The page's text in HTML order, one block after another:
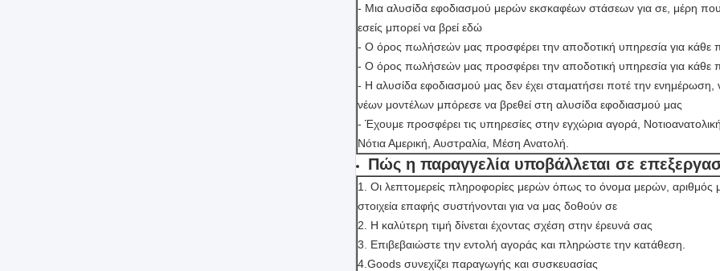
- Μια αλυσίδα εφοδιασμού μερών εκσκαφέων στάσεων για σε, μέρη που
εσείς μπορεί να βρεί εδώ
- Ο όρος πωλήσεών μας προσφέρει την αποδοτική υπηρεσία για κάθε
- Ο όρος πωλήσεών μας προσφέρει την αποδοτική υπηρεσία για κάθε
- Η αλυσίδα εφοδιασμού μας δεν έχει σταματήσει ποτέ την ενημέρωση,
νέων μοντέλων μπόρεσε να βρεθεί στη αλυσίδα εφοδιασμού μας
- Έχουμε προσφέρει τις υπηρεσίες στην εγχώρια αγορά,
Νότια Αμερική, Αυστραλία, Μέση Ανατολή.
Πώς η παραγγελία υποβάλλεται σε
1. Οι λεπτομερείς πληροφορίες μερών όπως το όνομα μερών,
στοιχεία επαφής συστήνονται για να μας δοθούν σε
2. Η καλύτερη τιμή δίνεται έχοντας σχέση στην έρευνά σας
3. Επιβεβαιώστε την εντολή αγοράς και πληρώστε την κατάθεση.
4.Goods συνεχίζει παραγωγής και συσκευασίας